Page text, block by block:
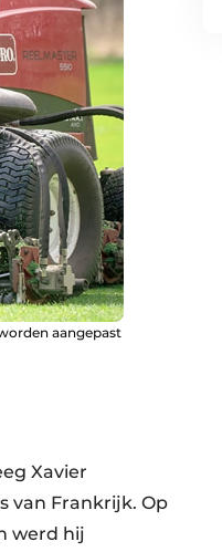
aangepast
Xavier
van Frankrijk. Op
werd hij